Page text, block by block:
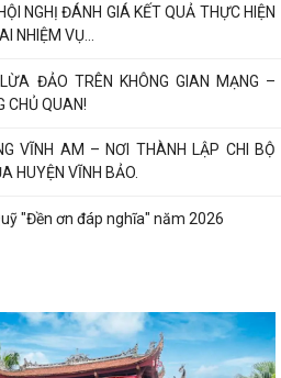
NGHỊ ĐÁNH GIÁ KẾT QUẢ THỰC HIỆN
NHIỆM VỤ...
ĐẢO TRÊN KHÔNG GIAN MẠNG –
CHỦ QUAN!
VĨNH AM – NƠI THÀNH LẬP CHI BỘ
HUYỆN VĨNH BẢO.
"Đền ơn đáp nghĩa" năm 2026
xã Vĩnh Am tổ chức Hội nghị giao ban
xét,...